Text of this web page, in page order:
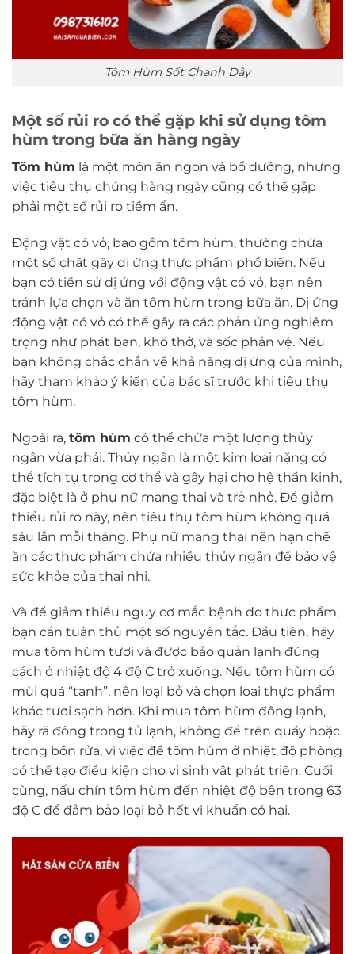
Tôm Hùm Sốt Chanh Dây
Một số rủi ro có thể gặp khi sử dụng tôm
hùm trong bữa ăn hàng ngày
Tôm hùm là một món ăn ngon và bổ dưỡng, nhưng
việc tiêu thụ chúng hàng ngày cũng có thể gặp
phải một số rủi ro tiềm ẩn.
Động vật có vỏ, bao gồm tôm hùm, thường chứa
một số chất gây dị ứng thực phẩm phổ biến. Nếu
bạn có tiền sử dị ứng với động vật có vỏ, bạn nên
tránh lựa chọn và ăn tôm hùm trong bữa ăn. Dị ứng
động vật có vỏ có thể gây ra các phản ứng nghiêm
trọng như phát ban, khó thở, và sốc phản vệ. Nếu
bạn không chắc chắn về khả năng dị ứng của mình,
hãy tham khảo ý kiến của bác sĩ trước khi tiêu thụ
tôm hùm.
Ngoài ra, tôm hùm có thể chứa một lượng thủy
ngân vừa phải. Thủy ngân là một kim loại nặng có
thể tích tụ trong cơ thể và gây hại cho hệ thần kinh,
đặc biệt là ở phụ nữ mang thai và trẻ nhỏ. Để giảm
thiểu rủi ro này, nên tiêu thụ tôm hùm không quá
sáu lần mỗi tháng. Phụ nữ mang thai nên hạn chế
ăn các thực phẩm chứa nhiều thủy ngân để bảo vệ
sức khỏe của thai nhi.
Và để giảm thiểu nguy cơ mắc bệnh do thực phẩm,
bạn cần tuân thủ một số nguyên tắc. Đầu tiên, hãy
mua tôm hùm tươi và được bảo quản lạnh đúng
cách ở nhiệt độ 4 độ C trở xuống. Nếu tôm hùm có
mùi quá “tanh”, nên loại bỏ và chọn loại thực phẩm
khác tươi sạch hơn. Khi mua tôm hùm đông lạnh,
hãy rã đông trong tủ lạnh, không để trên quầy hoặc
trong bồn rửa, vì việc để tôm hùm ở nhiệt độ phòng
có thể tạo điều kiện cho vi sinh vật phát triển. Cuối
cùng, nấu chín tôm hùm đến nhiệt độ bên trong 63
độ C để đảm bảo loại bỏ hết vi khuẩn có hại.